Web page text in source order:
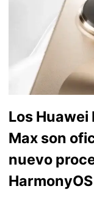
Los Huawei
Max son
nuevo